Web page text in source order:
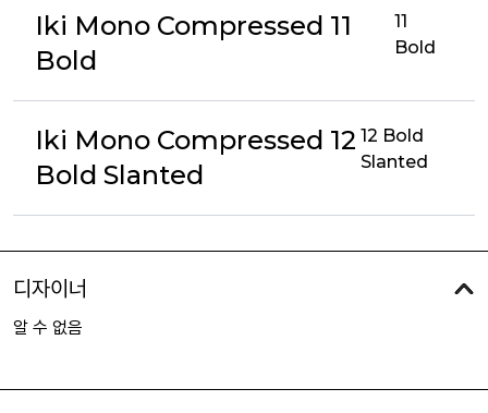
Iki Mono Compressed 11
Bold
11
Bold
Iki Mono Compressed 12
Bold Slanted
12 Bold
Slanted
디자이너
알 수 없음